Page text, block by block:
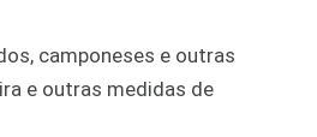
camponeses e outras
e outras medidas de